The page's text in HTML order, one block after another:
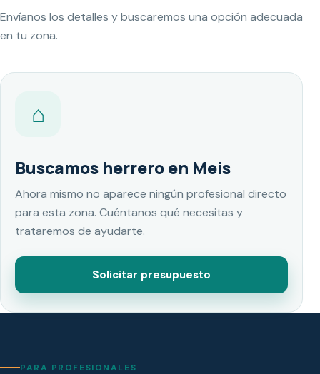
Envíanos los detalles y buscaremos una opción adecuada
en tu zona.
⌂
Buscamos herrero en Meis
Ahora mismo no aparece ningún profesional directo
para esta zona. Cuéntanos qué necesitas y
trataremos de ayudarte.
Solicitar presupuesto
PARA PROFESIONALES